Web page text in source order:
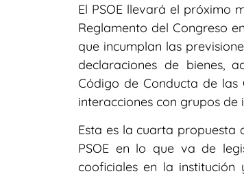
El PSOE llevará el próximo
Reglamento del Congreso
que incumplan las
declaraciones de bienes,
Código de Conducta de las
interacciones con grupos de
Esta es la cuarta propuesta
PSOE en lo que va de
cooficiales en la